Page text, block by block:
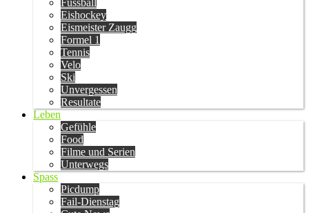
Fussball
Eishockey
Eismeister Zaugg
Formel 1
Tennis
Velo
Ski
Unvergessen
Resultate
Leben
Gefühle
Food
Filme und Serien
Unterwegs
Spass
Picdump
Fail-Dienstag